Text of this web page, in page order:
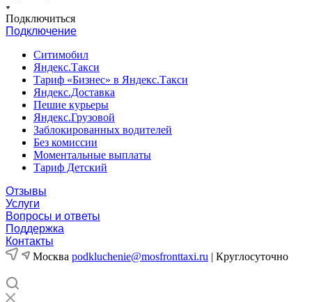
Подключиться
Подключение
Ситимобил
Яндекс.Такси
Тариф «Бизнес» в Яндекс.Такси
Яндекс.Доставка
Пешие курьеры
Яндекс.Грузовой
Заблокированных водителей
Без комиссии
Моментальные выплаты
Тариф Детский
Отзывы
Услуги
Вопросы и ответы
Поддержка
Контакты
Москва podkluchenie@mosfronttaxi.ru | Круглосуточно